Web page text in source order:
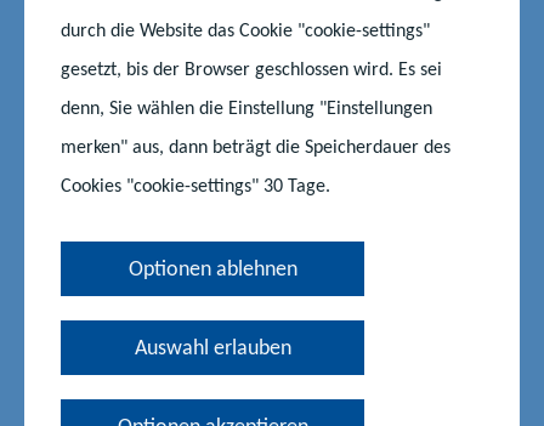
durch die Website das Cookie "cookie-settings"
gesetzt, bis der Browser geschlossen wird. Es sei
denn, Sie wählen die Einstellung "Einstellungen
merken" aus, dann beträgt die Speicherdauer des
Cookies "cookie-settings" 30 Tage.
Optionen ablehnen
Auswahl erlauben
27.05.2026 | #Eltern
Am 7. Juni 2026 öffnet die Landesregierung Mecklenburg-
Vorpommern im Rahmen des UNESCO-Welterbetages erneut
Das Bildungsministerium und das Sozialministerium laden im